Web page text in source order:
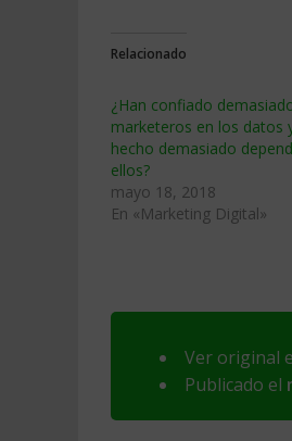
Relacionado
¿Han confiado
marketeros en los datos
hecho demasiado
ellos?
mayo 18, 2018
En «Marketing Digital»
Ver original
Publicado el